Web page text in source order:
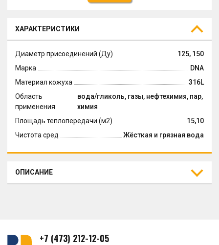
ХАРАКТЕРИСТИКИ
Диаметр присоединений (Ду)
125, 150
Марка
DNA
Материал кожуха
316L
Область
применения
вода/гликоль, газы, нефтехимия, пар,
химия
Площадь теплопередачи (м2)
15,10
Чистота сред
Жёсткая и грязная вода
ОПИСАНИЕ
+7 (473) 212-12-05